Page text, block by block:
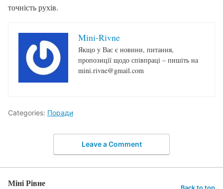
точність рухів.
Mini-Rivne
Якщо у Вас є новини, питання,
пропозиції щодо співпраці – пишіть на
mini.rivne@gmail.com
Categories: Поради
Leave a Comment
Міні Рівне